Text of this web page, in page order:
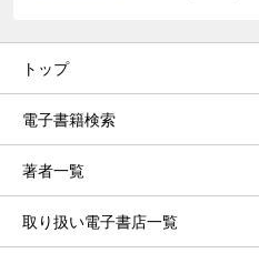
トップ
電子書籍検索
著者一覧
取り扱い電子書店一覧